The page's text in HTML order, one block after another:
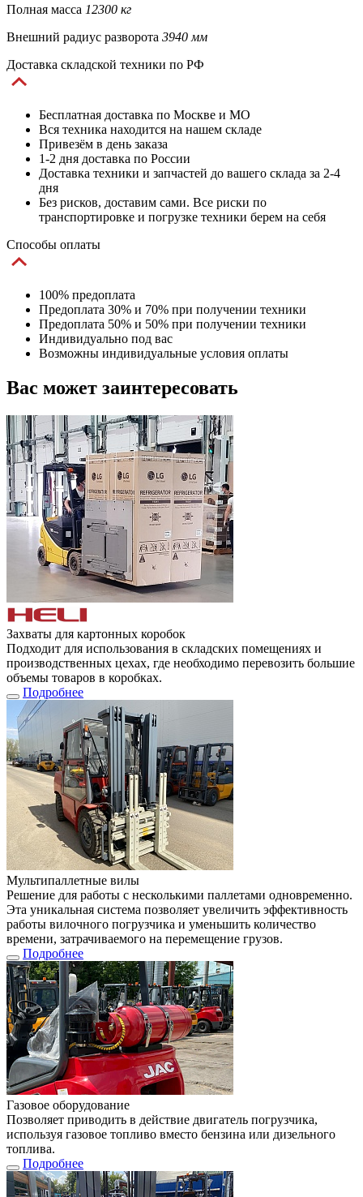
Полная масса 12300 кг
Внешний радиус разворота 3940 мм
Доставка складской техники по РФ
Бесплатная доставка по Москве и МО
Вся техника находится на нашем складе
Привезём в день заказа
1-2 дня доставка по России
Доставка техники и запчастей до вашего склада за 2-4
дня
Без рисков, доставим сами. Все риски по
транспортировке и погрузке техники берем на себя
Способы оплаты
100% предоплата
Предоплата 30% и 70% при получении техники
Предоплата 50% и 50% при получении техники
Индивидуально под вас
Возможны индивидуальные условия оплаты
Вас может заинтересовать
Захваты для картонных коробок
Подходит для использования в складских помещениях и
производственных цехах, где необходимо перевозить большие
объемы товаров в коробках.
Подробнее
Мультипаллетные вилы
Решение для работы с несколькими паллетами одновременно.
Эта уникальная система позволяет увеличить эффективность
работы вилочного погрузчика и уменьшить количество
времени, затрачиваемого на перемещение грузов.
Подробнее
Газовое оборудование
Позволяет приводить в действие двигатель погрузчика,
используя газовое топливо вместо бензина или дизельного
топлива.
Подробнее